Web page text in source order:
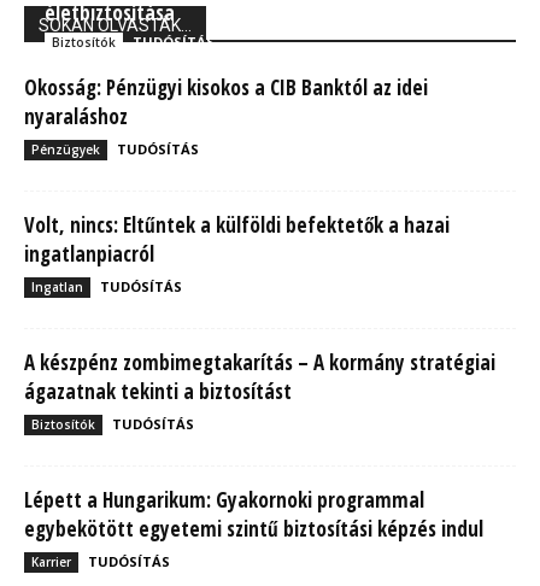
SOKAN OLVASTÁK...
életbiztosítása
Biztosítók TUDÓSÍTÁS
Okosság: Pénzügyi kisokos a CIB Banktól az idei
nyaraláshoz
Pénzügyek TUDÓSÍTÁS
Volt, nincs: Eltűntek a külföldi befektetők a hazai
ingatlanpiacról
Ingatlan TUDÓSÍTÁS
A készpénz zombimegtakarítás – A kormány stratégiai
ágazatnak tekinti a biztosítást
Biztosítók TUDÓSÍTÁS
Lépett a Hungarikum: Gyakornoki programmal
egybekötött egyetemi szintű biztosítási képzés indul
Karrier TUDÓSÍTÁS